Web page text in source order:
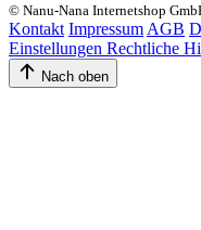
© Nanu-Nana Internetshop
Kontakt Impressum AGB
Einstellungen Rechtliche
Nach oben